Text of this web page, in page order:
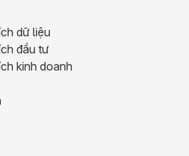
dữ liệu
đầu tư
kinh doanh